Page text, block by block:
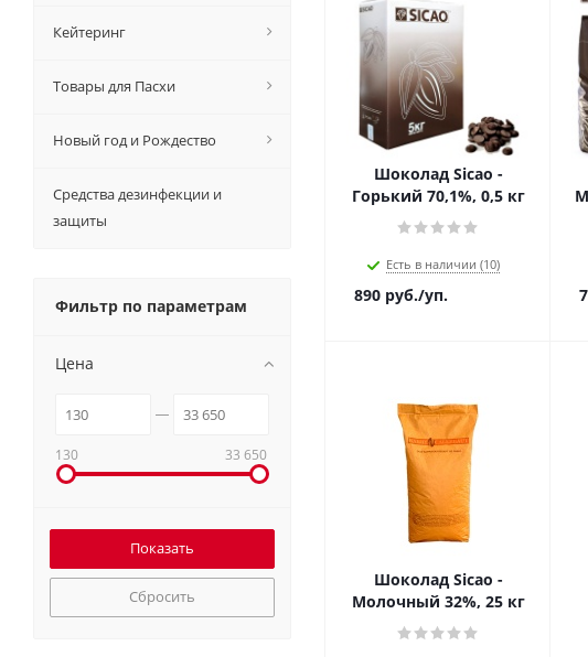
Шоколад Sicao -
Горький 70,1%, 0,5 кг
Есть в наличии (10)
890 руб./уп.
Шоколад Sicao -
Молочный 32%, 25 кг
Кейтеринг
Товары для Пасхи
Новый год и Рождество
Средства дезинфекции и
защиты
Фильтр по параметрам
Цена
130 33 650
Сбросить